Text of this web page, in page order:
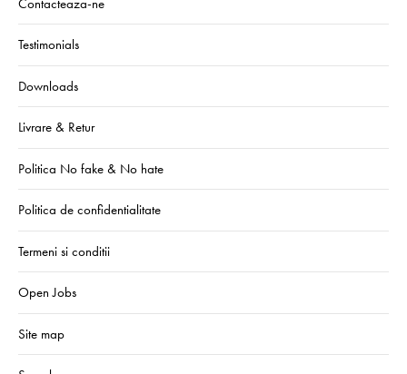
Testimonials
Downloads
Livrare & Retur
Politica No fake & No hate
Politica de confidentialitate
Termeni si conditii
Open Jobs
Site map